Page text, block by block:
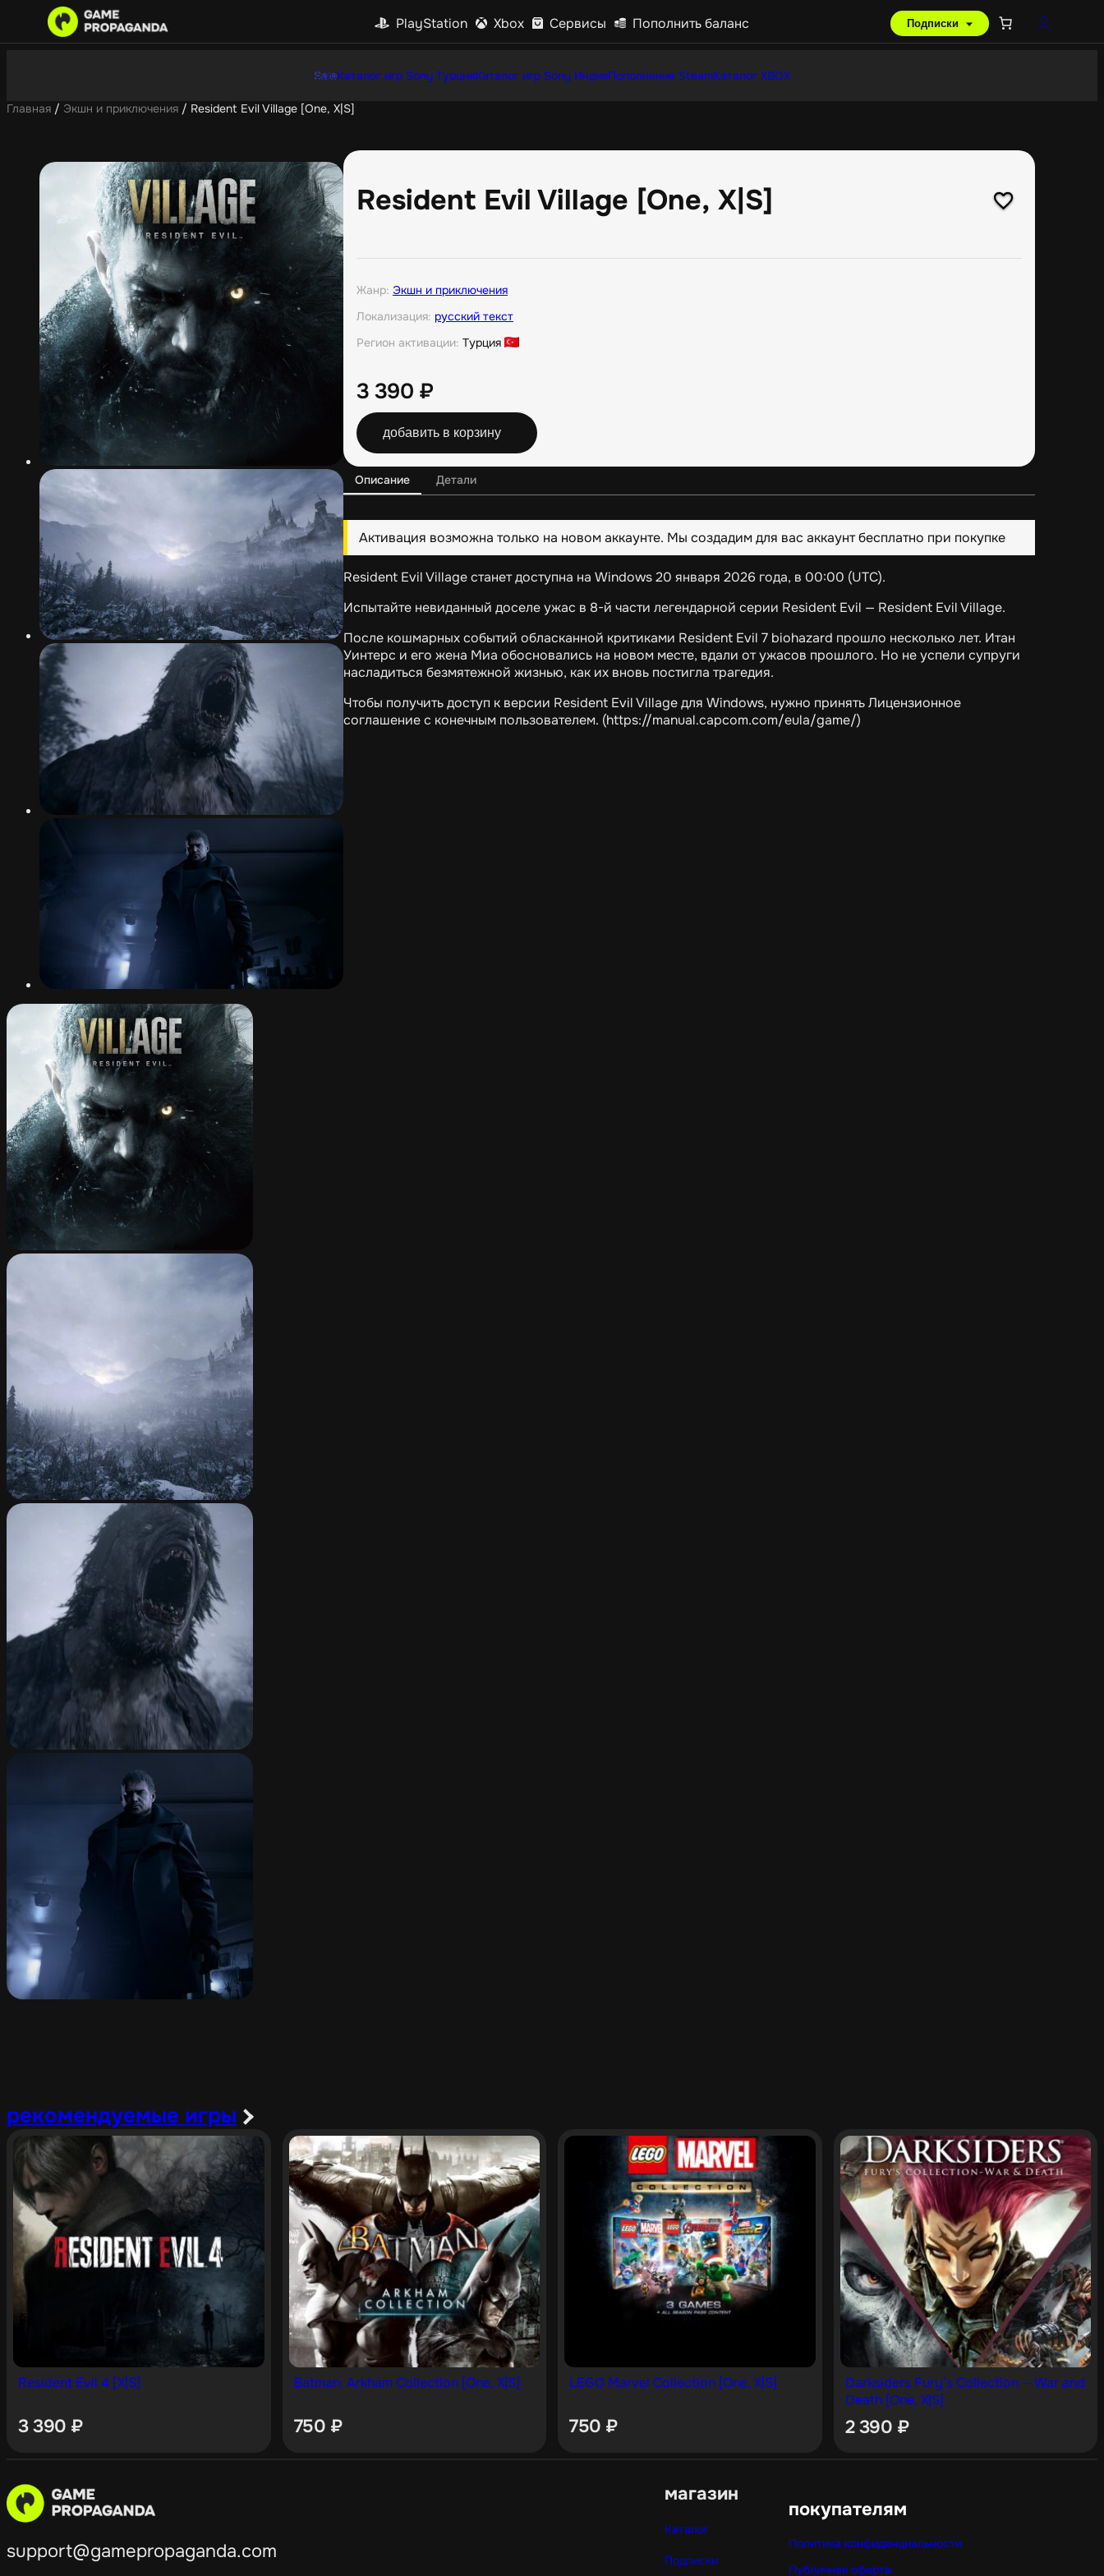
PlayStation Xbox Сервисы Пополнить баланс Подписки
SaleКаталог игр Sony ТурцияКаталог игр Sony ИндияПополнение SteamКаталог XBOX
Главная / Экшн и приключения / Resident Evil Village [One, X|S]
Resident Evil Village [One, X|S]
Жанр: Экшн и приключения
Локализация: русский текст
Регион активации: Турция
3 390 ₽
добавить в корзину
Описание Детали
Активация возможна только на новом аккаунте. Мы создадим для вас аккаунт бесплатно при покупке
Resident Evil Village станет доступна на Windows 20 января 2026 года, в 00:00 (UTC).
Испытайте невиданный доселе ужас в 8-й части легендарной серии Resident Evil — Resident Evil Village.
После кошмарных событий обласканной критиками Resident Evil 7 biohazard прошло несколько лет. Итан
Уинтерс и его жена Миа обосновались на новом месте, вдали от ужасов прошлого. Но не успели супруги
насладиться безмятежной жизнью, как их вновь постигла трагедия.
Чтобы получить доступ к версии Resident Evil Village для Windows, нужно принять Лицензионное
соглашение с конечным пользователем. (https://manual.capcom.com/eula/game/)
рекомендуемые игры
Resident Evil 4 [X|S]
3 390 ₽
Batman: Arkham Collection [One, X|S]
750 ₽
LEGO Marvel Collection [One, X|S]
750 ₽
Darksiders Fury’s Collection — War and
Death [One, X|S]
2 390 ₽
support@gamepropaganda.com
магазин
Каталог
Подписки
покупателям
Политика конфиденциальности
Публичная оферта